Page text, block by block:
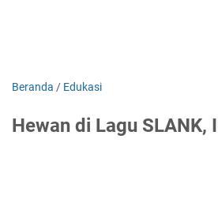
Beranda / Edukasi
Hewan di Lagu SLANK,